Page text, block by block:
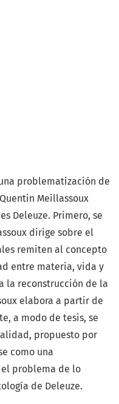
problematización de
Meillassoux
Deleuze. Primero, se
dirige sobre el
remiten al concepto
entre materia, vida y
la reconstrucción de la
elabora a partir de
a modo de tesis, se
propuesto por
como una
problema de lo
de Deleuze.